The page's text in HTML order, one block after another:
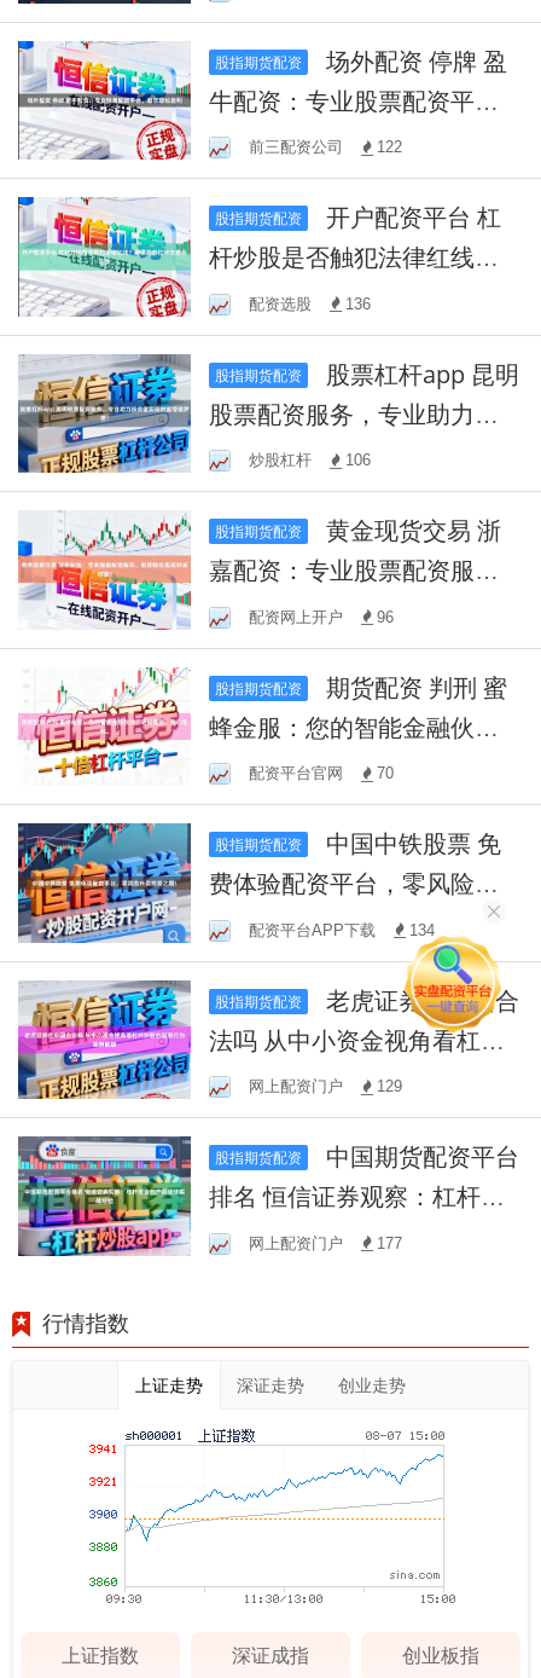
股指期货配资
场外配资 停牌 盈
牛配资：专业股票配资平
台，助您轻松盈利
前三配资公司 122
股指期货配资
开户配资平台 杠
杆炒股是否触犯法律红线？
解读股市杠杆交易合法性
配资选股 136
股指期货配资
股票配资服务，专业助力投
资者实现财富增值梦想！
炒股杠杆 106
股指期货配资
黄金现货交易 浙
嘉配资：专业股票配资服
务，助您轻松实现财富增
值！
配资网上开户 96
股指期货配资
期货配资 判刑 蜜
蜂金服：您的智能金融伙
伴，轻松理财，安心无忧。
配资平台官网 70
股指期货配资
费体验配资平台，零风险开
启投资之路！
配资平台APP下载 134
股指期货配资
老虎证券在中国合
法吗 从中小资金视角看杠杆
炒股的投资行为案例解读
网上配资门户 129
股指期货配资
排名 恒信证券观察：杠杆资
金的产品设计实战经验
网上配资门户 177
行情指数
上证走势 深证走势 创业走势
上证指数 深证成指 创业板指